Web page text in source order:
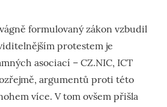
formulovaný zákon vzbudil
protestem je
asociací – CZ.NIC, ICT
argumentů proti této
více. V tom ovšem přišla